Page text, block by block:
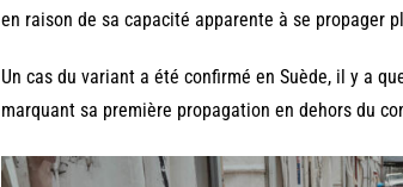
en raison de sa capacité apparente à se propager
Un cas du variant a été confirmé en Suède, il y a
marquant sa première propagation en dehors du